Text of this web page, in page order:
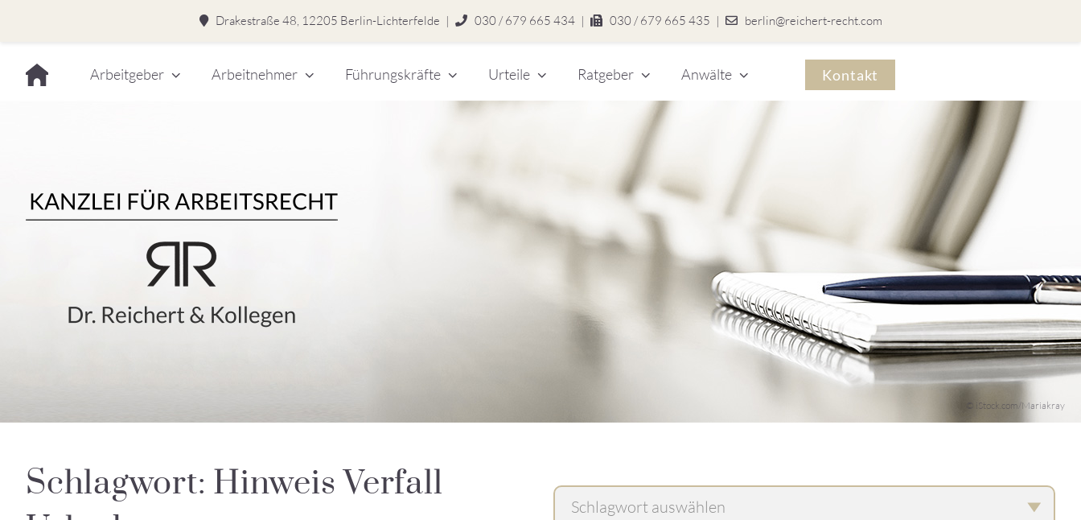
Drakestraße 48, 12205 Berlin-Lichterfelde | 030 / 679 665 434 | 030 / 679 665 435 | berlin@reichert-recht.com
Arbeitgeber Arbeitnehmer Führungskräfte Urteile Ratgeber Anwälte Kontakt
Dr.
Reichert
© iStock.com/Mariakray
Schlagwort: Hinweis Verfall